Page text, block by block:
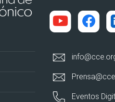
Eventos